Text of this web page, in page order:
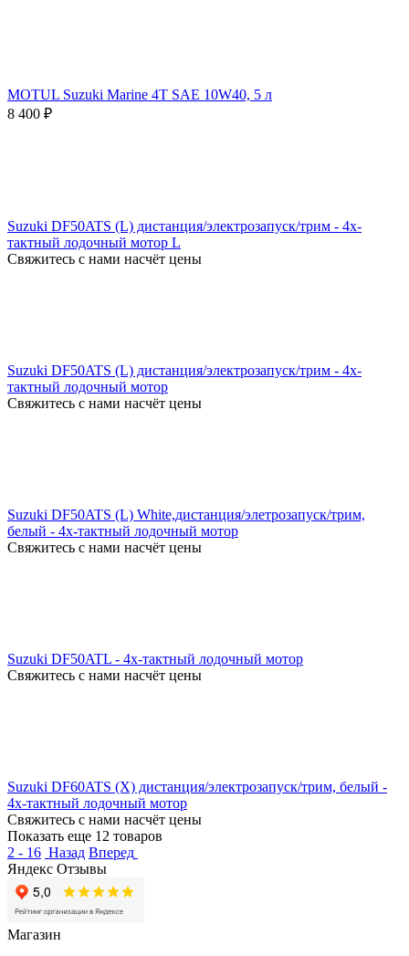
MOTUL Suzuki Marine 4T SAE 10W40, 5 л
8 400 ₽
Suzuki DF50ATS (L) дистанция/электрозапуск/трим - 4х-
тактный лодочный мотор L
Свяжитесь с нами насчёт цены
Suzuki DF50ATS (L) дистанция/электрозапуск/трим - 4х-
тактный лодочный мотор
Свяжитесь с нами насчёт цены
Suzuki DF50ATS (L) White,дистанция/элетрозапуск/трим,
белый - 4х-тактный лодочный мотор
Свяжитесь с нами насчёт цены
Suzuki DF50ATL - 4х-тактный лодочный мотор
Свяжитесь с нами насчёт цены
Suzuki DF60ATS (X) дистанция/электрозапуск/трим, белый -
4х-тактный лодочный мотор
Свяжитесь с нами насчёт цены
Показать еще 12 товаров
2 - 16 Назад Вперед
Яндекс Отзывы
Магазин